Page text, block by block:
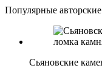
Популярные авторские
Сьяновские